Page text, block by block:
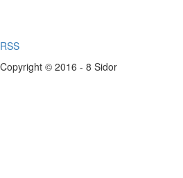
RSS
Copyright © 2016 - 8 Sidor